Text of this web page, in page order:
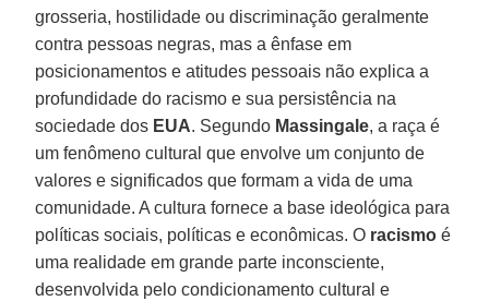
grosseria, hostilidade ou discriminação geralmente
contra pessoas negras, mas a ênfase em
posicionamentos e atitudes pessoais não explica a
profundidade do racismo e sua persistência na
sociedade dos EUA. Segundo Massingale, a raça é
um fenômeno cultural que envolve um conjunto de
valores e significados que formam a vida de uma
comunidade. A cultura fornece a base ideológica para
políticas sociais, políticas e econômicas. O racismo é
uma realidade em grande parte inconsciente,
desenvolvida pelo condicionamento cultural e